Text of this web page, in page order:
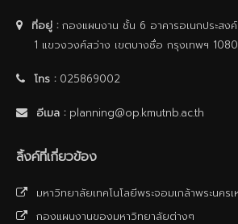
ที่อยู่ :กองแผนงาน ชั้น 6 อาคารอเนกประสงค์
1 แขวงวงศ์สว่าง เขตบางซื่อ กรุงเทพฯ
โทร :025869002
อีเมล : planning@op.kmutnb.ac.th
ลิ้งค์ที่เกี่ยวข้อง
มหาวิทยาลัยเทคโนโลยีพระจอมเกล้าพระนคร
กองแผนงานของมหาวิทยาลัยต่างๆ